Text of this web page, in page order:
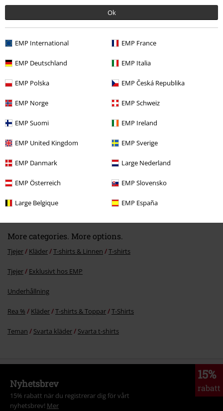
Ok
EMP International EMP France
EMP Deutschland EMP Italia
EMP Polska EMP Česká Republika
EMP Norge EMP Schweiz
EMP Suomi EMP Ireland
EMP United Kingdom EMP Sverige
EMP Danmark Large Nederland
EMP Österreich EMP Slovensko
Large Belgique EMP España
Senast besökt
More categories. More options.
Tjejer Kläder T-shirts & Linnen T-shirts
Tjejer Exklusivt hos EMP
Underhållning
Rea % Kläder T-shirts & Toppar T-Shirts
Teman Svarta kläder Svarta t-shirts
15%
rabatt
Nyhetsbrev
15% rabatt när du registrerar dig för vårt
nyhetsbrev! Mer